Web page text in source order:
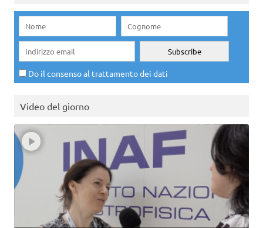
Do il consenso al trattamento dei dati
Video del giorno